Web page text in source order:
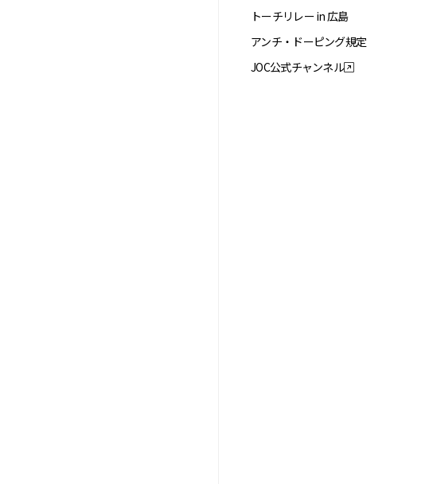
トーチリレー in 広島
アンチ・ドーピング規定
JOC公式チャンネル